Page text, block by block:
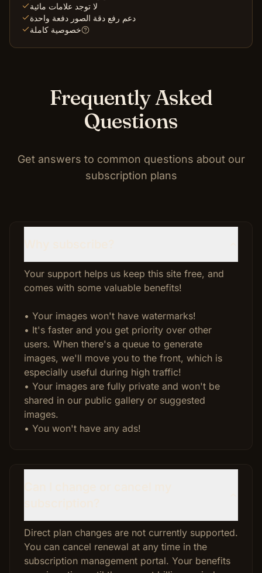
لا توجد علامات مائية
دعم رفع دقة الصور دفعة واحدة
خصوصية كاملة
Frequently Asked
Questions
Get answers to common questions about our
subscription plans
Your support helps us keep this site free, and
comes with some valuable benefits!
• Your images won't have watermarks!
• It's faster and you get priority over other
users. When there's a queue to generate
images, we'll move you to the front, which is
especially useful during high traffic!
• Your images are fully private and won't be
shared in our public gallery or suggested
images.
• You won't have any ads!
Direct plan changes are not currently supported.
You can cancel renewal at any time in the
subscription management portal. Your benefits